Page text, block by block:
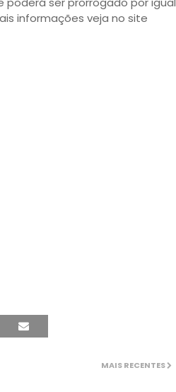
informações veja no site
MAIS RECENTES